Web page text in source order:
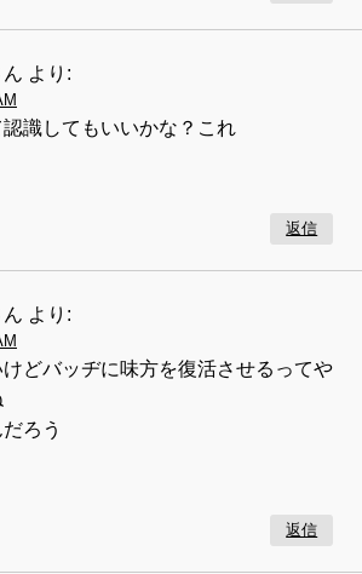
より:
識してもいいかな？これ
返信
より:
どバッヂに味方を復活させるってや
ろう
返信